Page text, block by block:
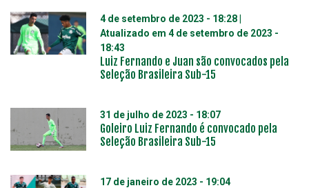
4 de setembro de 2023 - 18:28
Atualizado em 4 de setembro de 2023 -
18:43
Luiz Fernando e Juan são convocados pela
Seleção Brasileira Sub-15
31 de julho de 2023 - 18:07
Goleiro Luiz Fernando é convocado pela
Seleção Brasileira Sub-15
17 de janeiro de 2023 - 19:04